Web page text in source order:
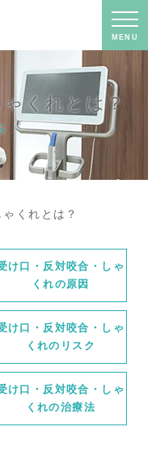
MENU
くれとは？
くれとは？
け口・反対咬合・しゃ
くれの原因
け口・反対咬合・しゃ
くれのリスク
け口・反対咬合・しゃ
くれの治療法